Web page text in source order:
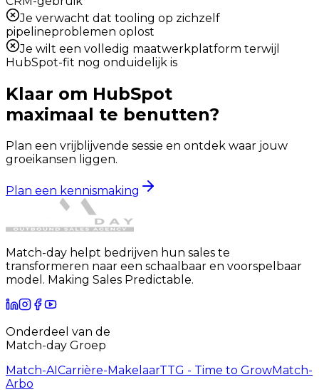
Je verwacht dat tooling op zichzelf
pipelineproblemen oplost
Je wilt een volledig maatwerkplatform terwijl
HubSpot-fit nog onduidelijk is
Klaar om HubSpot
maximaal te benutten?
Plan een vrijblijvende sessie en ontdek waar jouw
groeikansen liggen.
Plan een kennismaking
Match-day helpt bedrijven hun sales te
transformeren naar een schaalbaar en voorspelbaar
model. Making Sales Predictable.
Onderdeel van de
Match-day Groep
Match-AICarrière-MakelaarTTG - Time to GrowMatch-
Arbo